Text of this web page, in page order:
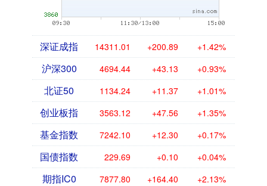
深证成指 14311.01 +200.89 +1.42%
沪深300 4694.44 +43.13 +0.93%
北证50 1134.24 +11.37 +1.01%
创业板指 3563.12 +47.56 +1.35%
基金指数 7242.10 +12.30 +0.17%
国债指数 229.69 +0.10 +0.04%
期指IC0 7877.80 +164.40 +2.13%